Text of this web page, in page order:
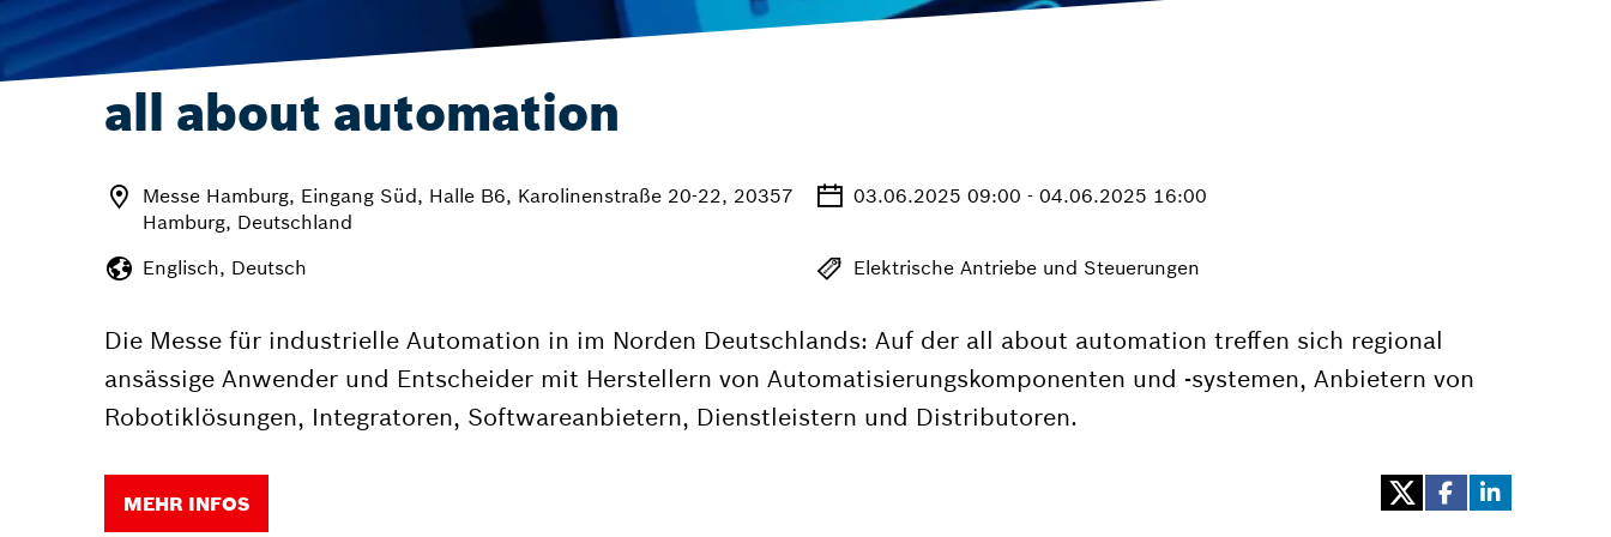
all about automation
Messe Hamburg, Eingang Süd, Halle B6, Karolinenstraße 20-22, 20357
Hamburg, Deutschland
03.06.2025 09:00 - 04.06.2025 16:00
Englisch, Deutsch Elektrische Antriebe und Steuerungen
Die Messe für industrielle Automation in im Norden Deutschlands: Auf der all about automation treffen sich regional
ansässige Anwender und Entscheider mit Herstellern von Automatisierungskomponenten und -systemen, Anbietern von
Robotiklösungen, Integratoren, Softwareanbietern, Dienstleistern und Distributoren.
MEHR INFOS